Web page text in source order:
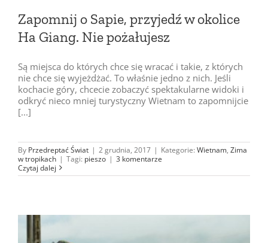
Zapomnij o Sapie, przyjedź w okolice
Ha Giang. Nie pożałujesz
Są miejsca do których chce się wracać i takie, z których
nie chce się wyjeżdżać. To właśnie jedno z nich. Jeśli
kochacie góry, chcecie zobaczyć spektakularne widoki i
odkryć nieco mniej turystyczny Wietnam to zapomnijcie
[...]
By Przedreptać Świat | 2 grudnia, 2017 | Kategorie: Wietnam, Zima
w tropikach | Tagi: pieszo | 3 komentarze
Czytaj dalej